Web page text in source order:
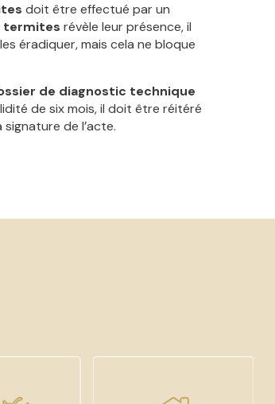
doit être effectué par un
termites révèle leur présence, il
éradiquer, mais cela ne bloque
de diagnostic technique
de six mois, il doit être réitéré
de l’acte.